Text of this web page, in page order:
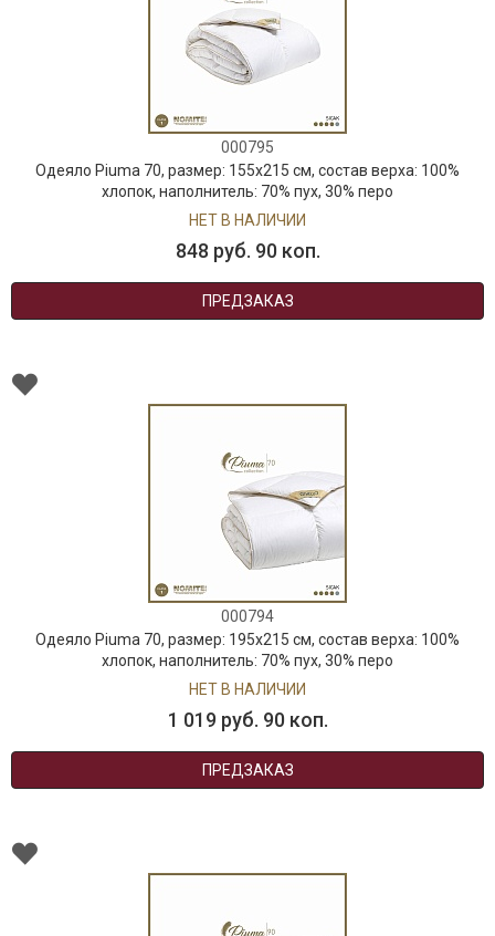
000795
Одеяло Piuma 70, размер: 155х215 см, состав верха: 100%
хлопок, наполнитель: 70% пух, 30% перо
НЕТ В НАЛИЧИИ
848 руб. 90 коп.
ПРЕДЗАКАЗ
000794
Одеяло Piuma 70, размер: 195х215 см, состав верха: 100%
хлопок, наполнитель: 70% пух, 30% перо
НЕТ В НАЛИЧИИ
1 019 руб. 90 коп.
ПРЕДЗАКАЗ